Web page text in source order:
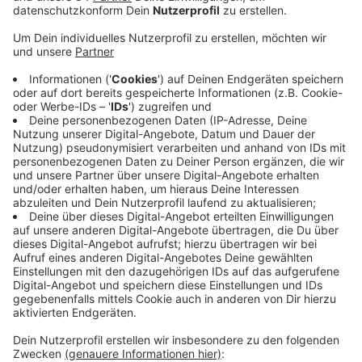
Anzeige
Mönchengladbach liegt auf Platz 13 und damit im
oberen Drittel. Die Anzahl der Blitzer wurde im
Verhältnis zur vorhandenen Straßenfläche bewertet.
Mit 21,9 Blitzern pro Tag liegt Mönchengladbach zwar
ungefähr im bundesweiten Schnitt - das aber bei
weniger Straßenfläche. Den Großteil der Blitzer bei uns
bilden feste Blitzer - mobile gibt es im Vergleich nur
wenige. Im letzten Jahr hat die Stadt durch Blitzer
auch deutlich mehr eingenommen, weil die Bußgelder
gestiegen sind. Schon in der ersten Jahreshälfte 2022
hatte die Stadt über eine Million Euro dadurch
eingenommen. Besonders die Blitzer an der Garten-, an
der Aachener und an der Bismarckstraße Ecke
Steinmetzstraße generieren viele Einnahmen.
Anzeige